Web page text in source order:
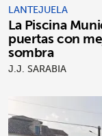
LANTEJUELA
La Piscina
puertas con
sombra
J.J. SARABIA